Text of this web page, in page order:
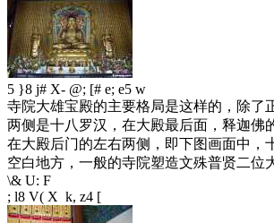
5 }8 j# X- @; [# e; e5 w
寺院大雄宝殿的主要格局是这样的，除了
两侧是十八罗汉，在大殿最后面，释迦佛
在大殿后门的左右两侧，即下图画面中，
空白地方，一般的寺院塑造文殊普贤二位
\& U: F
; l8 V( X k, z4 [